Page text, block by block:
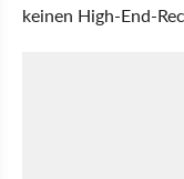
keinen High-End-